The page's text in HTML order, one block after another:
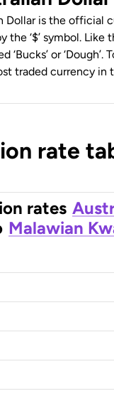
Dollar is the official
the ‘$’ symbol. Like
‘Bucks’ or
traded currency in
rate
rates
Malawian